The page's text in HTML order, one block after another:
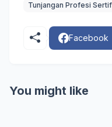
Tunjangan Profesi
Facebook
You might like